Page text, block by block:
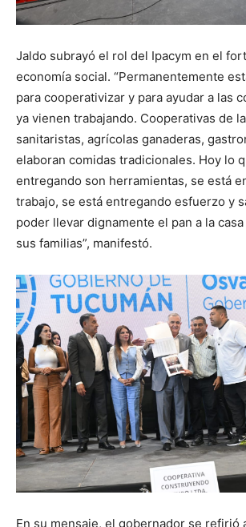
Jaldo subrayó el rol del Ipacym en el
economía social. “Permanentemente
para cooperativizar y para ayudar a las
ya vienen trabajando. Cooperativas de
sanitaristas, agrícolas ganaderas,
elaboran comidas tradicionales. Hoy lo
entregando son herramientas, se está
trabajo, se está entregando esfuerzo y
poder llevar dignamente el pan a la
sus familias”, manifestó.
En su mensaje, el gobernador se refirió